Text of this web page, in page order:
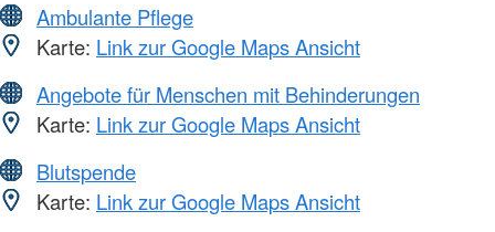
Ambulante Pflege
Karte: Link zur Google Maps Ansicht
Angebote für Menschen mit Behinderungen
Karte: Link zur Google Maps Ansicht
Blutspende
Karte: Link zur Google Maps Ansicht